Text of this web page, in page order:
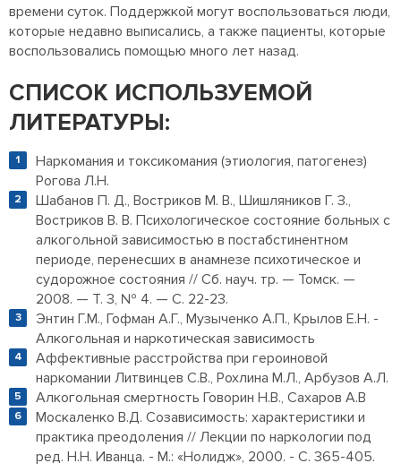
времени суток. Поддержкой могут воспользоваться люди,
которые недавно выписались, а также пациенты, которые
воспользовались помощью много лет назад.
СПИСОК ИСПОЛЬЗУЕМОЙ
ЛИТЕРАТУРЫ:
Наркомания и токсикомания (этиология, патогенез)
Рогова Л.Н.
Шабанов П. Д., Востриков М. В., Шишляников Г. З.,
Востриков В. В. Психологическое состояние больных с
алкогольной зависимостью в постабстинентном
периоде, перенесших в анамнезе психотическое и
судорожное состояния // Сб. науч. тр. — Томск. —
2008. — Т. 3, № 4. — С. 22-23.
Энтин Г.М., Гофман А.Г., Музыченко А.П., Крылов Е.Н. -
Алкогольная и наркотическая зависимость
Аффективные расстройства при героиновой
наркомании Литвинцев С.В., Рохлина М.Л., Арбузов А.Л.
Алкогольная смертность Говорин Н.В., Сахаров А.В
Москаленко В.Д. Созависимость: характеристики и
практика преодоления // Лекции по наркологии под
ред. Н.Н. Иванца. - М.: «Нолидж», 2000. - С. 365-405.